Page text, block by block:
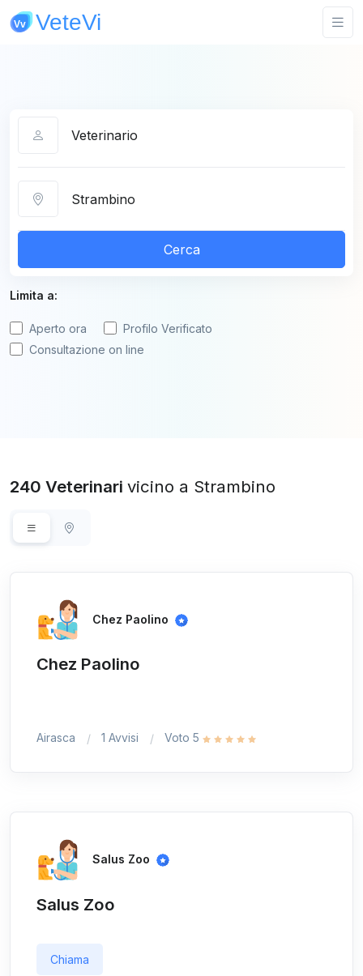
Cerca
Limita a:
Aperto ora
Profilo Verificato
Consultazione on line
240 Veterinari vicino a Strambino
Chez Paolino
Chez Paolino
Airasca 1 Avvisi Voto 5
Salus Zoo
Salus Zoo
Chiama